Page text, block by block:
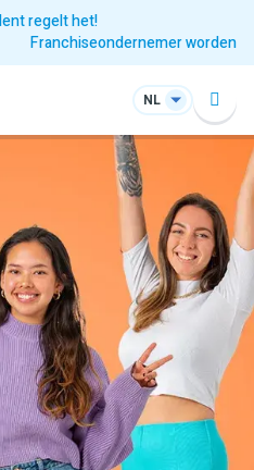
regelt het!
Franchiseondernemer worden
NL